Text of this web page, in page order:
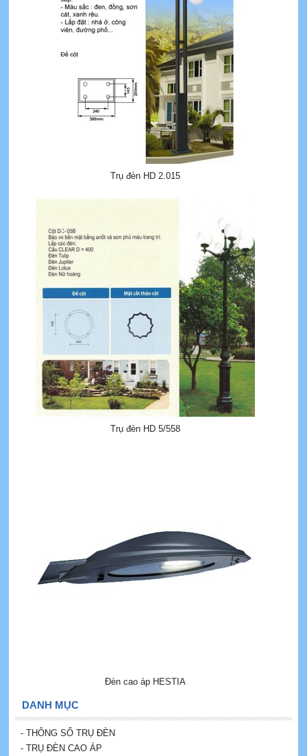
Trụ đèn HD 2.015
Trụ đèn HD 5/558
Đèn cao áp HESTIA
DANH MỤC
- THÔNG SỐ TRỤ ĐÈN
- TRỤ ĐÈN CAO ÁP